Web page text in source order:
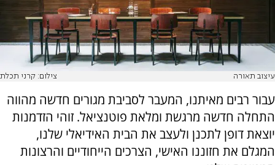
עיצוב תאורה צילום: קרני תכלת
עבור רבים מאיתנו, המעבר לסביבת מגורים חדשה מהווה
התחלה חדשה מרגשת ומלאת פוטנציאל. זוהי הזדמנות
יוצאת דופן לתכנן ולעצב את הבית האידיאלי שלנו,
המגלם את חזוננו האישי, הצרכים הייחודיים והרצונות